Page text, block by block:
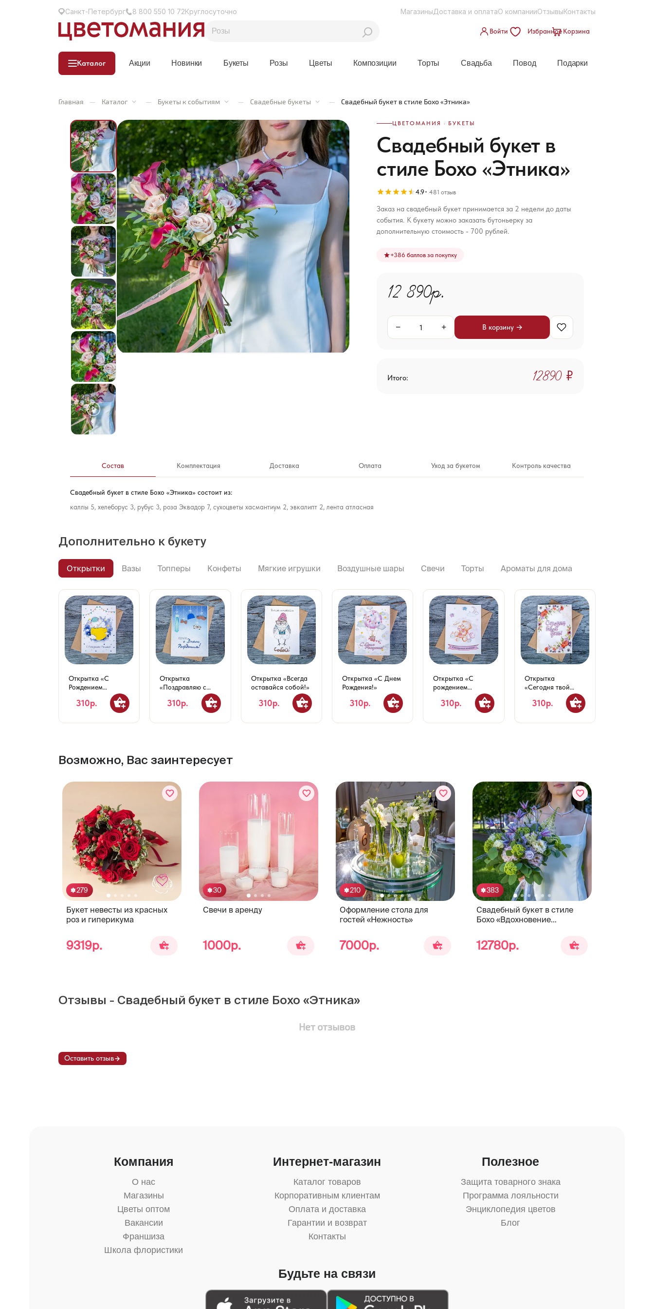
Санкт-Петербург 8 800 550 10 72Круглосуточно МагазиныДоставка и оплатаО компанииОтзывыКонтакты
Войти ИзбранноеКорзина
Каталог Акции Новинки Букеты Розы Цветы Композиции Торты Свадьба Повод Подарки
Главная — Каталог — Букеты к событиям — Свадебные букеты — Свадебный букет в стиле Бохо «Этника»
ЦВЕТОМАНИЯ · БУКЕТЫ
Свадебный букет в
стиле Бохо «Этника»
4.9 481 отзыв
Заказ на свадебный букет принимается за 2 недели до даты
события. К букету можно заказать бутоньерку за
дополнительную стоимость - 700 рублей.
+386 баллов за покупку
12 890р.
− + В корзину →
Итого: 12 890 ₽
Состав Комплектация Доставка Оплата Уход за букетом Контроль качества
Свадебный букет в стиле Бохо «Этника» состоит из:
каллы 5, хелеборус 3, рубус 3, роза Эквадор 7, сухоцветы хасмантиум 2, эвкалипт 2, лента атласная
Дополнительно к букету
Открытки Вазы Топперы Конфеты Мягкие игрушки Воздушные шары Свечи Торты Ароматы для дома
Открытка «С
Рождением
310р.
Открытка
«Поздравляю с
Днем Рождения!»
310р.
Открытка «Всегда
оставайся собой!»
310р.
Открытка «С Днем
Рождения!»
310р.
Открытка «С
рождением
310р.
Открытка
«Сегодня твой
310р.
Возможно, Вас заинтересует
279
Букет невесты из красных
роз и гиперикума
9319р.
30
Свечи в аренду
1000р.
210
Оформление стола для
гостей «Нежность»
7000р.
383
Свадебный букет в стиле
Бохо «Вдохновение
12780р.
Отзывы - Свадебный букет в стиле Бохо «Этника»
Нет отзывов
Оставить отзыв
Компания
О нас
Магазины
Цветы оптом
Вакансии
Франшиза
Школа флористики
Интернет-магазин
Каталог товаров
Корпоративным клиентам
Оплата и доставка
Гарантии и возврат
Контакты
Полезное
Защита товарного знака
Программа лояльности
Энциклопедия цветов
Блог
Будьте на связи